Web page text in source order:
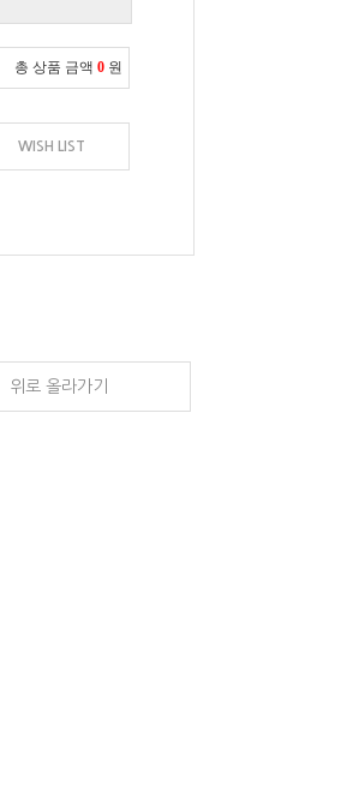
총 상품 금액 0 원
WISH LIST
위로 올라가기